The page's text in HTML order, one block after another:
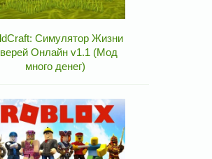
Симулятор Жизни
Онлайн v1.1 (Мод
много денег)